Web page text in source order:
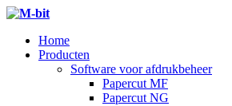
Home
Producten
Software voor afdrukbeheer
Papercut MF
Papercut NG